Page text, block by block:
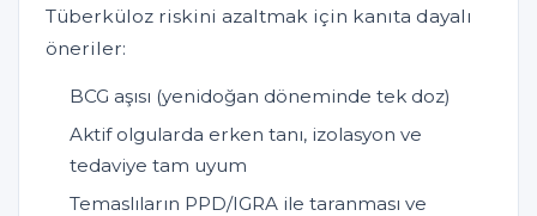
Tüberküloz riskini azaltmak için kanıta dayalı
öneriler:
BCG aşısı (yenidoğan döneminde tek doz)
Aktif olgularda erken tanı, izolasyon ve
tedaviye tam uyum
Temaslıların PPD/IGRA ile taranması ve